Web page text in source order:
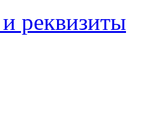
реквизиты